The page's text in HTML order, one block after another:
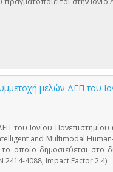
μελών ΔΕΠ του
του Ιονίου Πανεπιστημίου
and Multimodal
οποίο δημοσιεύεται στο
2414-4088, Impact Factor 2.4).